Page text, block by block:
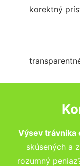
korektný
Výsev trávnika
skúsených a
rozumný